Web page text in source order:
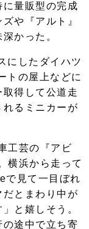
量販型の完成
や『アルト』
かった。
にしたダイハツ
トの屋上などに
得して公道走
るミニカーが
工芸の『アビ
横浜から走って
で見て一目ぼれ
だとまわり中が
と嬉しそう。
途中で立ち寄